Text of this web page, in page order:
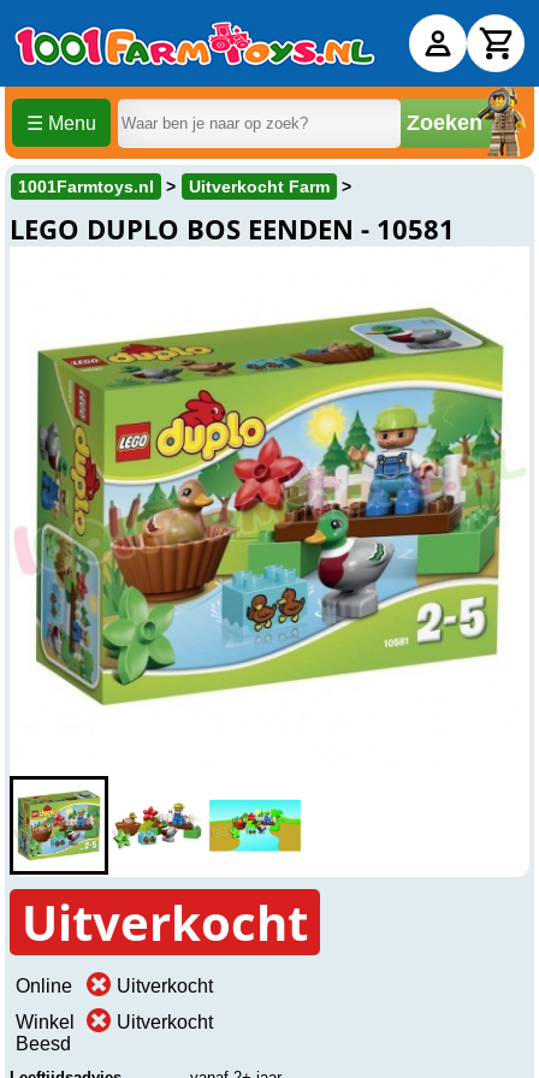
☰ Menu Zoeken
1001Farmtoys.nl Uitverkocht Farm
LEGO DUPLO BOS EENDEN - 10581
Uitverkocht
Online
Uitverkocht
Winkel
Beesd
Uitverkocht